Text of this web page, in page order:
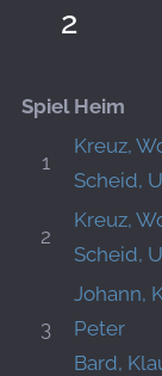
2
Spiel Heim
1
Kreuz,
Scheid,
2
Kreuz,
Scheid,
3
Johann,
Peter
Bard,